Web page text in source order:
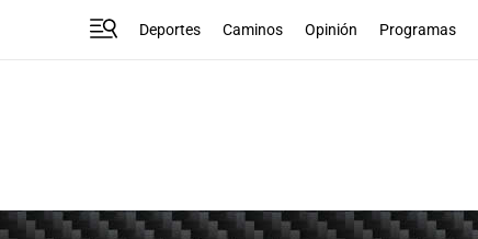
Deportes Caminos Opinión Programas